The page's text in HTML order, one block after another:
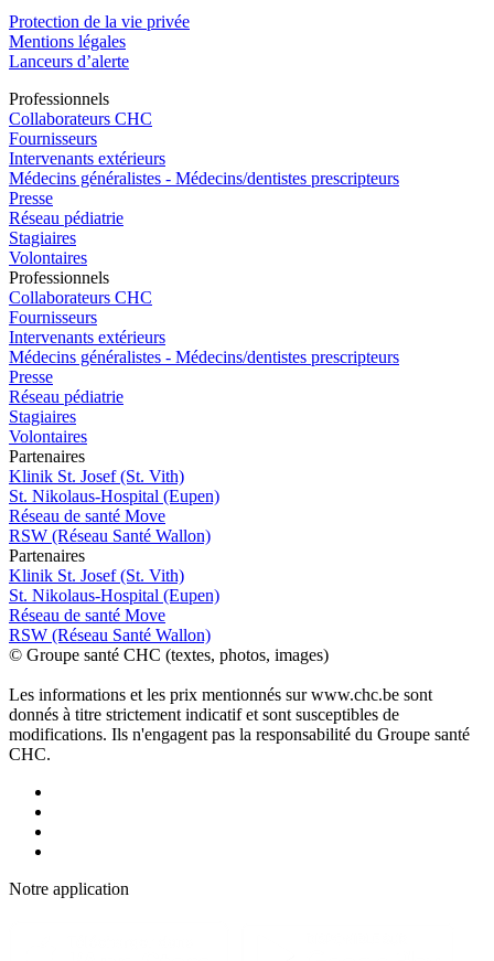
Protection de la vie privée
Mentions légales
Lanceurs d’alerte
Professionnels
Collaborateurs CHC
Fournisseurs
Intervenants extérieurs
Médecins généralistes - Médecins/dentistes prescripteurs
Presse
Réseau pédiatrie
Stagiaires
Volontaires
Professionnels
Collaborateurs CHC
Fournisseurs
Intervenants extérieurs
Médecins généralistes - Médecins/dentistes prescripteurs
Presse
Réseau pédiatrie
Stagiaires
Volontaires
Partenaires
Klinik St. Josef (St. Vith)
St. Nikolaus-Hospital (Eupen)
Réseau de santé Move
RSW (Réseau Santé Wallon)
Partenaires
Klinik St. Josef (St. Vith)
St. Nikolaus-Hospital (Eupen)
Réseau de santé Move
RSW (Réseau Santé Wallon)
© Groupe santé CHC (textes, photos, images)
Les informations et les prix mentionnés sur www.chc.be sont
donnés à titre strictement indicatif et sont susceptibles de
modifications. Ils n'engagent pas la responsabilité du Groupe santé
CHC.
Notre application